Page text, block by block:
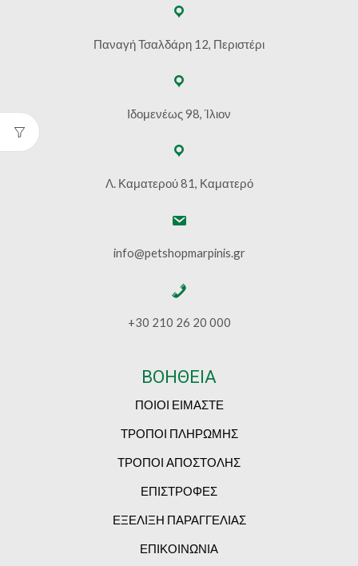
Παναγή Τσαλδάρη 12, Περιστέρι
Ιδομενέως 98, Ίλιον
Λ. Καματερού 81, Καματερό
info@petshopmarpinis.gr
+30 210 26 20 000
ΒΟΗΘΕΙΑ
ΠΟΙΟΙ ΕΙΜΑΣΤΕ
ΤΡΟΠΟΙ ΠΛΗΡΩΜΗΣ
ΤΡΟΠΟΙ ΑΠΟΣΤΟΛΗΣ
ΕΠΙΣΤΡΟΦΕΣ
ΕΞΕΛΙΞΗ ΠΑΡΑΓΓΕΛΙΑΣ
ΕΠΙΚΟΙΝΩΝΙΑ